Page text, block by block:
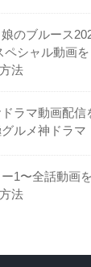
のブルース
ペシャル動画を
法
ラマ動画配信
ルメ神ドラマ
1〜全話動画を
法